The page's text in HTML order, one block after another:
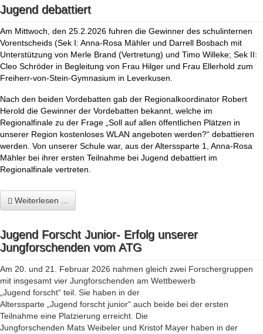
Jugend debattiert
Am Mittwoch, den 25.2.2026 fuhren die Gewinner des schulinternen
Vorentscheids (Sek I: Anna-Rosa Mähler und Darrell Bosbach mit
Unterstützung von Merle Brand (Vertretung) und Timo Willeke; Sek II:
Cleo Schröder in Begleitung von Frau Hilger und Frau Ellerhold zum
Freiherr-von-Stein-Gymnasium in Leverkusen.
Nach den beiden Vordebatten gab der Regionalkoordinator Robert
Herold die Gewinner der Vordebatten bekannt, welche im
Regionalfinale zu der Frage „Soll auf allen öffentlichen Plätzen in
unserer Region kostenloses WLAN angeboten werden?“ debattieren
werden. Von unserer Schule war, aus der Alterssparte 1, Anna-Rosa
Mähler bei ihrer ersten Teilnahme bei Jugend debattiert im
Regionalfinale vertreten.
Weiterlesen ...
Jugend Forscht Junior- Erfolg unserer
Jungforschenden vom ATG
Am 20. und 21. Februar 2026 nahmen gleich zwei Forschergruppen
mit insgesamt vier Jungforschenden am Wettbewerb
„Jugend forscht“ teil. Sie haben in der
Alterssparte „Jugend forscht junior“ auch beide bei der ersten
Teilnahme eine Platzierung erreicht. Die
Jungforschenden Mats Weibeler und Kristof Mayer haben in der